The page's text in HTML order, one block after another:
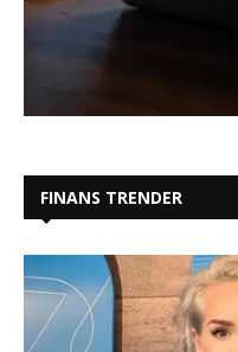
FINANS TRENDER